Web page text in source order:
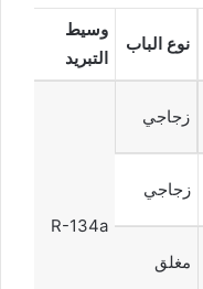
نوع الباب
وسيط
التبريد
زجاجي
R-134a
زجاجي
مغلق